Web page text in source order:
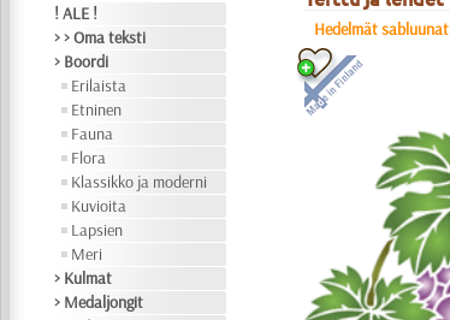
! ALE !
> > Oma teksti
> Boordi
Erilaista
Etninen
Fauna
Flora
Klassikko ja moderni
Kuvioita
Lapsien
Meri
> Kulmat
> Medaljongit
Hedelmät sabluunat